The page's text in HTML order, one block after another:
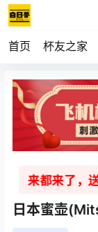
首页 杯友之家
来都来了，
日本蜜壶